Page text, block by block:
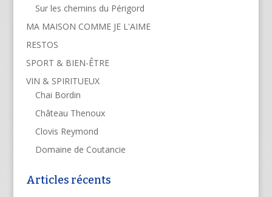
Sur les chemins du Périgord
MA MAISON COMME JE L'AIME
RESTOS
SPORT & BIEN-ÊTRE
VIN & SPIRITUEUX
Chai Bordin
Château Thenoux
Clovis Reymond
Domaine de Coutancie
Articles récents